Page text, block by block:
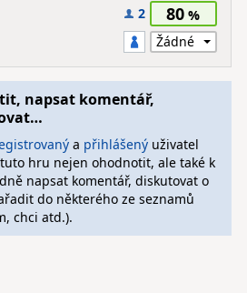
2 80
napsat komentář,
a přihlášenýuživatel
hru nejen ohodnotit, ale také k
napsat komentář, diskutovat o
do některého ze seznamů
chci atd.).